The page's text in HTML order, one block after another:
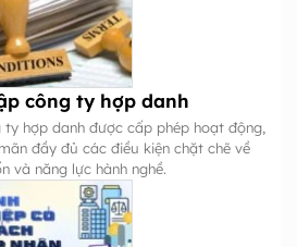
công ty hợp danh
hợp danh được cấp phép hoạt động,
đầy đủ các điều kiện chặt chẽ về
và năng lực hành nghề.